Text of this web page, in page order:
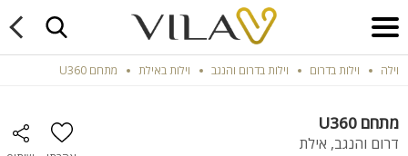
וילה וילות בדרום וילות בדרום והנגב וילות באילת מתחם U360
מתחם U360
דרום והנגב, אילת